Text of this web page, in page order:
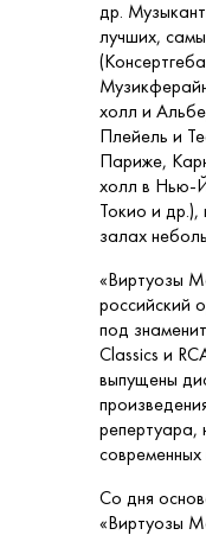
др.
лучших,
холл и
Плейель и
Париже,
холл в Нью-
Токио и др.),
залах
«Виртуозы
российский
под
Classics и
выпущены
репертуара,
Со дня
«Виртуозы